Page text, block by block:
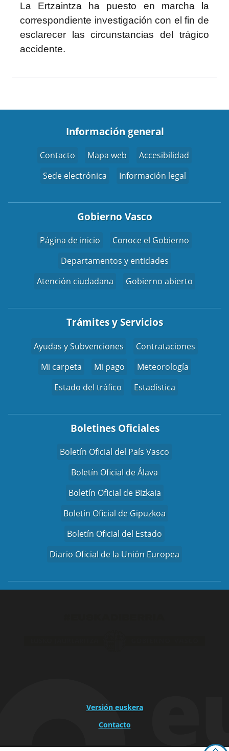
La Ertzaintza ha puesto en marcha la
correspondiente investigación con el fin de
esclarecer las circunstancias del trágico
accidente.
Información general
Contacto Mapa web
Accesibilidad
Sede electrónica
Información legal
Gobierno Vasco
Página de inicio
Conoce el Gobierno
Departamentos y entidades
Atención ciudadana
Gobierno abierto
Trámites y Servicios
Ayudas y Subvenciones
Contrataciones
Mi carpeta
Mi pago
Meteorología
Estado del tráfico
Estadística
Boletines Oficiales
Boletín Oficial del País Vasco
Boletín Oficial de Álava
Boletín Oficial de Bizkaia
Boletín Oficial de Gipuzkoa
Boletín Oficial del Estado
Diario Oficial de la Unión Europea
Versión euskera
Contacto